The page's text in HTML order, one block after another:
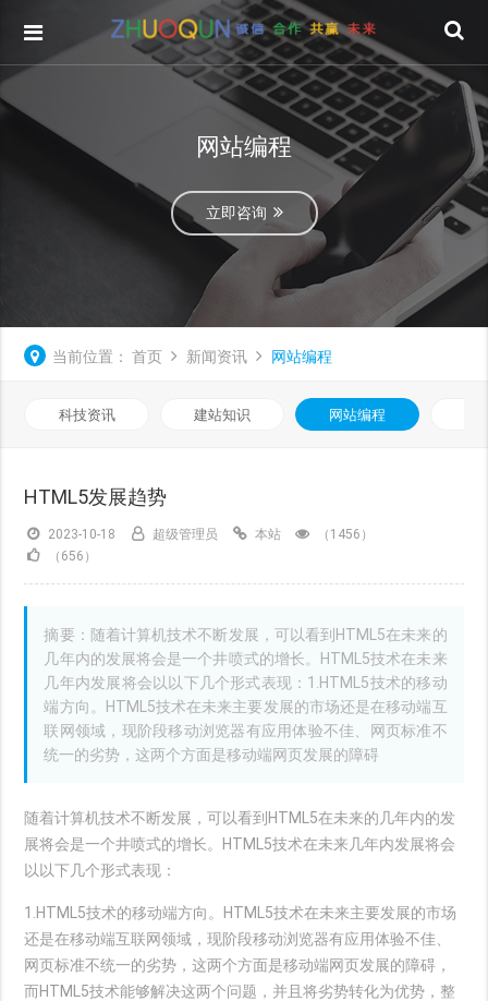
网站编程
立即咨询
当前位置： 首页 新闻资讯 网站编程
科技资讯 建站知识 网站编程
HTML5发展趋势
2023-10-18 超级管理员 本站
（1456）
（656）
摘要：随着计算机技术不断发展，可以看到HTML5在未来的
几年内的发展将会是一个井喷式的增长。HTML5技术在未来
几年内发展将会以以下几个形式表现：1.HTML5技术的移动
端方向。HTML5技术在未来主要发展的市场还是在移动端互
联网领域，现阶段移动浏览器有应用体验不佳、网页标准不
统一的劣势，这两个方面是移动端网页发展的障碍
随着计算机技术不断发展，可以看到HTML5在未来的几年内的发
展将会是一个井喷式的增长。HTML5技术在未来几年内发展将会
以以下几个形式表现：
1.HTML5技术的移动端方向。HTML5技术在未来主要发展的市场
还是在移动端互联网领域，现阶段移动浏览器有应用体验不佳、
网页标准不统一的劣势，这两个方面是移动端网页发展的障碍，
而HTML5技术能够解决这两个问题，并且将劣势转化为优势，整